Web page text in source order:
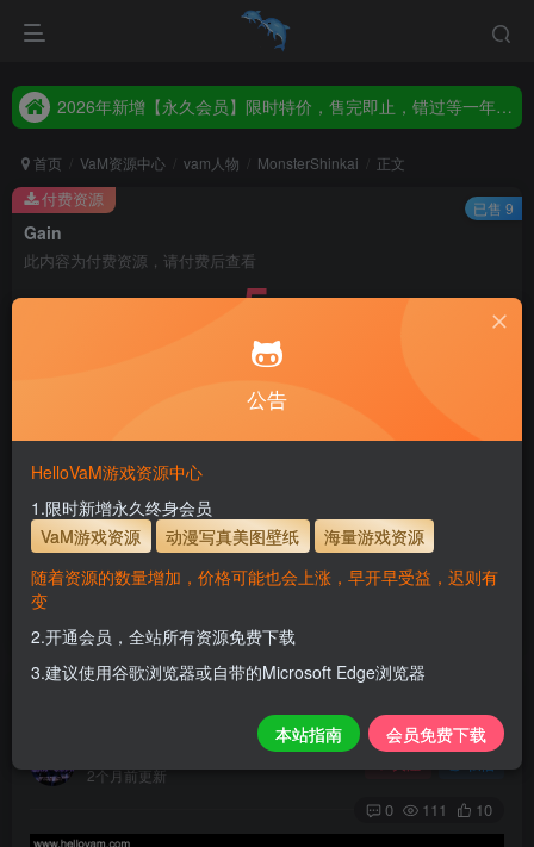
2026年新增【永久会员】限时特价，售完即止，错过等一年！！！
2026年新增【永久会员】限时特价，售完即止，错过等一年！！！
首页 VaM资源中心 vam人物 MonsterShinkai 正文
Gain
此内容为付费资源，请付费后查看
5
立即购买
主流网盘——高速下载
支付页面打不开或支付后不跳转请联系QQ：3317425885
使用方法
解压后，放进文件夹AddonPackages即可，更多请看本
付费资源 已售 9
2个月前更新
0 111 10
公告
HelloVaM游戏资源中心
1.限时新增永久终身会员
VaM游戏资源
动漫写真美图壁纸
海量游戏资源
随着资源的数量增加，价格可能也会上涨，早开早受益，迟则有
变
2.开通会员，全站所有资源免费下载
3.建议使用谷歌浏览器或自带的Microsoft Edge浏览器
本站指南 会员免费下载